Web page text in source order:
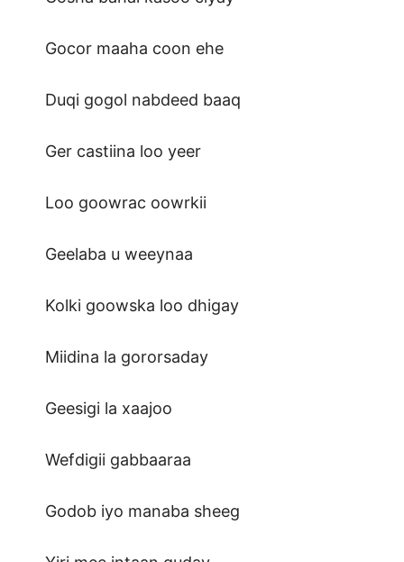
Gocor maaha coon ehe
Duqi gogol nabdeed baaq
Ger castiina loo yeer
Loo goowrac oowrkii
Geelaba u weeynaa
Kolki goowska loo dhigay
Miidina la gororsaday
Geesigi la xaajoo
Wefdigii gabbaaraa
Godob iyo manaba sheeg